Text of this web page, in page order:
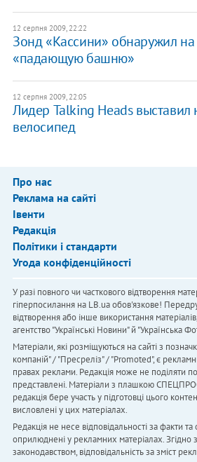
12 серпня 2009, 22:22
Зонд «Кассини» обнаружил на
«падающую башню»
12 серпня 2009, 22:05
Лидер Talking Heads выставил
велосипед
Про нас
Реклама на сайті
Івенти
Редакція
Політики і стандарти
Угода конфіденційності
У разі повного чи часткового відтворення
гіперпосилання на LB.ua обов'язкове!
відтворення або інше використання
агентство "Українськi Новини" й "Українська
Матеріали, які розміщуються на сайті з
компаній" / "Пресреліз" / "Promoted", є
правах реклами. Редакція може не поділяти
представлені. Матеріали з плашкою
редакція бере участь у підготовці цього
висловлені у цих матеріалах.
Редакція не несе відповідальності за факти
оприлюднені у рекламних матеріалах. Згідно
законодавством, відповідальність за зміст